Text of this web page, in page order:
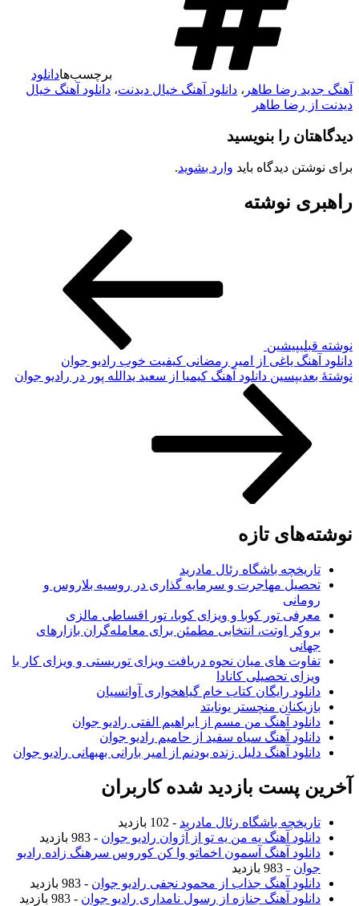
برچسب‌هادانلود
آهنگ جدید رضا طاهر ، دانلود آهنگ خیال دیدنت، دانلود آهنگ خیال
دیدنت از رضا طاهر
دیدگاهتان را بنویسید
برای نوشتن دیدگاه باید وارد بشوید.
راهبری نوشته
نوشته قبلیپیشین
دانلود آهنگ یاغی از امیر رمضانی کیفیت خوب رادیو جوان
نوشته‌ٔ بعدیپسین دانلود آهنگ کیمیا از سعید یدالله پور در رادیو جوان
نوشته‌های تازه
تاریخچه باشگاه رئال مادرید
تحصیل مهاجرت و سرمایه گذاری در روسیه بلاروس و
رومانی
معرفی تور کوبا و ویزای کوبا، تور اقساطی مالزی
بروکر اوتت، انتخابی مطمئن برای معامله‌گران بازارهای
جهانی
تفاوت های میان نحوه دریافت ویزای توریستی و ویزای کار با
ویزای تحصیلی کانادا
دانلود رایگان کتاب خام گیاهخواری آوانسیان
بازیکنان منچستر یونایتد
دانلود آهنگ من مسم از ابراهیم الفتی رادیو جوان
دانلود آهنگ سیاه سفید از حامیم رادیو جوان
دانلود آهنگ دلیل زنده بودنم از امیر بارانی بهبهانی رادیو جوان
آخرین پست بازدید شده کاربران
تاریخچه باشگاه رئال مادرید - 102 بازدید
دانلود آهنگ یه من یه تو از آژوان رادیو جوان - 983 بازدید
دانلود آهنگ آسمون اخماتو وا کن کوروس سرهنگ زاده رادیو
جوان - 983 بازدید
دانلود آهنگ جذاب از محمود نجفی رادیو جوان - 983 بازدید
دانلود آهنگ جنازه از رسول نامداری رادیو جوان - 983 بازدید